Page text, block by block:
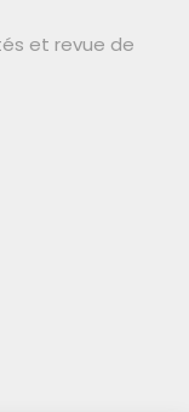
et revue de